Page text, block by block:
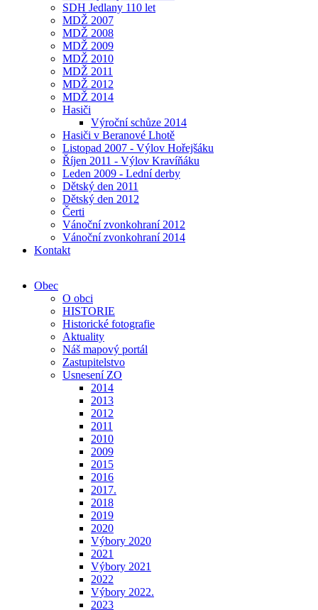
SDH Jedlany 110 let
MDŽ 2007
MDŽ 2008
MDŽ 2009
MDŽ 2010
MDŽ 2011
MDŽ 2012
MDŽ 2014
Hasiči
Výroční schůze 2014
Hasiči v Beranové Lhotě
Listopad 2007 - Výlov Hořejšáku
Říjen 2011 - Výlov Kravíňáku
Leden 2009 - Lední derby
Dětský den 2011
Dětský den 2012
Čerti
Vánoční zvonkohraní 2012
Vánoční zvonkohraní 2014
Kontakt
Obec
O obci
HISTORIE
Historické fotografie
Aktuality
Náš mapový portál
Zastupitelstvo
Usnesení ZO
2014
2013
2012
2011
2010
2009
2015
2016
2017.
2018
2019
2020
Výbory 2020
2021
Výbory 2021
2022
Výbory 2022.
2023